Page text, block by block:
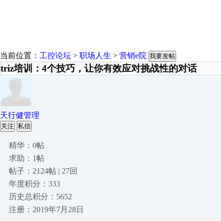
当前位置： 工控论坛 > 职场人生 > 营销e院 我要发帖
triz培训：4个技巧，让你有效应对挑战性的对话
天行健管理
关注 私信
精华：0帖
求助：1帖
帖子：2124帖 | 27回
年度积分：333
历史总积分：5652
注册：2019年7月28日